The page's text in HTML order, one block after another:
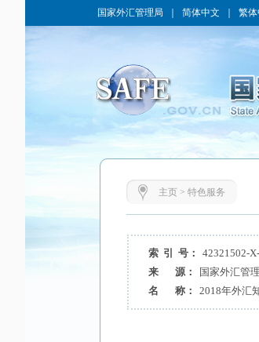
国家外汇管理局 简体中文 繁体
主页> 特色服务
索 引 号： 42321502-
来 源：
国家外汇管
名 称：
2018年外汇